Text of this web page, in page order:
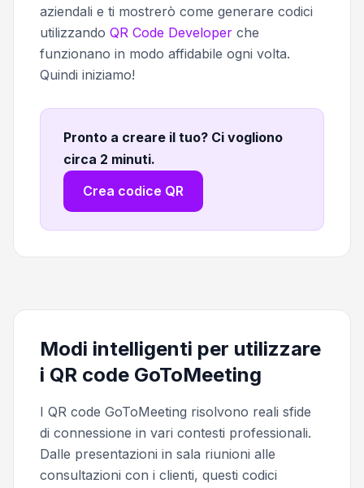
aziendali e ti mostrerò come generare codici
utilizzando QR Code Developer che
funzionano in modo affidabile ogni volta.
Quindi iniziamo!
Pronto a creare il tuo? Ci vogliono
circa 2 minuti.
Crea codice QR
Modi intelligenti per utilizzare
i QR code GoToMeeting
I QR code GoToMeeting risolvono reali sfide
di connessione in vari contesti professionali.
Dalle presentazioni in sala riunioni alle
consultazioni con i clienti, questi codici